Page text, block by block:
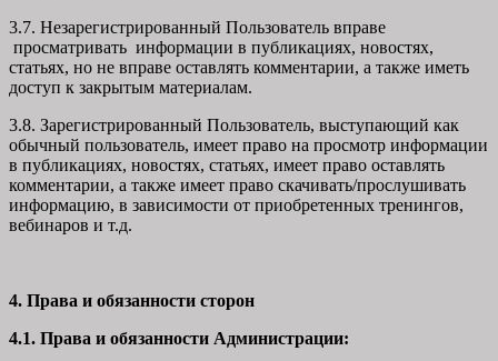
3.7. Незарегистрированный Пользователь вправе
просматривать информации в публикациях, новостях,
статьях, но не вправе оставлять комментарии, а также иметь
доступ к закрытым материалам.
3.8. Зарегистрированный Пользователь, выступающий как
обычный пользователь, имеет право на просмотр информации
в публикациях, новостях, статьях, имеет право оставлять
комментарии, а также имеет право скачивать/прослушивать
информацию, в зависимости от приобретенных тренингов,
вебинаров и т.д.
4. Права и обязанности сторон
4.1. Права и обязанности Администрации: